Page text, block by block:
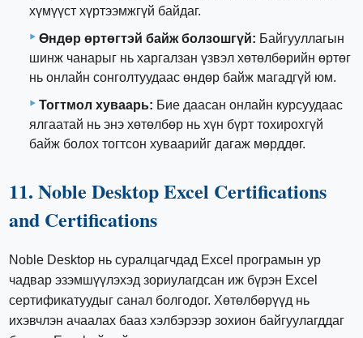
хүмүүст хүртээмжгүй байдаг.
Өндөр өртөгтэй байж болзошгүй: Байгууллагын
шинж чанарыг нь харгалзан үзвэл хөтөлбөрийн өртөг
нь онлайн сонголтуудаас өндөр байж магадгүй юм.
Тогтмол хуваарь: Бие даасан онлайн курсуудаас
ялгаатай нь энэ хөтөлбөр нь хүн бүрт тохирохгүй
байж болох тогтсон хуваарийг дагаж мөрддөг.
11. Noble Desktop Excel Certifications
and Certifications
Noble Desktop нь суралцагчдад Excel програмын ур
чадвар эзэмшүүлэхэд зориулагдсан иж бүрэн Excel
сертификатуудыг санал болгодог. Хөтөлбөрүүд нь
ихэвчлэн ачаалах бааз хэлбэрээр зохион байгуулагддаг